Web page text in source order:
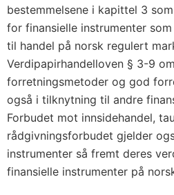
bestemmelsene i kapittel 3
for finansielle instrumenter
til handel på norsk regulert
Verdipapirhandelloven § 3-9
forretningsmetoder og god
også i tilknytning til andre
Forbudet mot innsidehandel,
rådgivningsforbudet gjelder
instrumenter så fremt deres
finansielle instrumenter på